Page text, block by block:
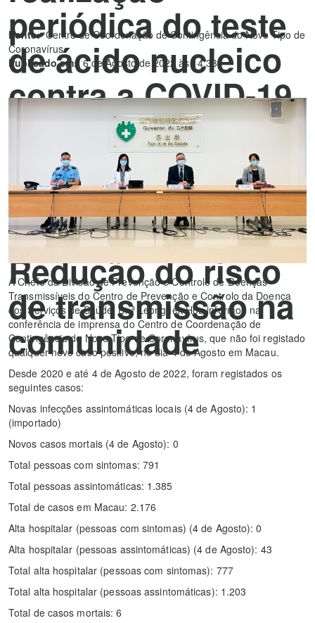
periódica do teste
de ácido nucleico
contra a COVID-19
para os grupos
profissionais
chave, a partir de 8
de Agosto
Redução do risco
de transmissão na
comunidade
Fonte: Centro de Coordenação de Contingência do Novo Tipo de
Coronavírus
Publicado em: 6 de Agosto de 2022 às 14:33
A Chefe da Divisão de Prevenção e Controlo de Doenças
Transmissíveis do Centro de Prevenção e Controlo da Doença
dos Serviços de Saúde, Dr.ª Leong Iek Hou informou na
conferência de imprensa do Centro de Coordenação de
Contingência do Novo Tipo de Coronavírus, que não foi registado
qualquer novo caso positivo, no dia 4 de Agosto em Macau.
Desde 2020 e até 4 de Agosto de 2022, foram registados os
seguintes casos:
Novas infecções assintomáticas locais (4 de Agosto): 1
(importado)
Novos casos mortais (4 de Agosto): 0
Total pessoas com sintomas: 791
Total pessoas assintomáticas: 1.385
Total de casos em Macau: 2.176
Alta hospitalar (pessoas com sintomas) (4 de Agosto): 0
Alta hospitalar (pessoas assintomáticas) (4 de Agosto): 43
Total alta hospitalar (pessoas com sintomas): 777
Total alta hospitalar (pessoas assintomáticas): 1.203
Total de casos mortais: 6